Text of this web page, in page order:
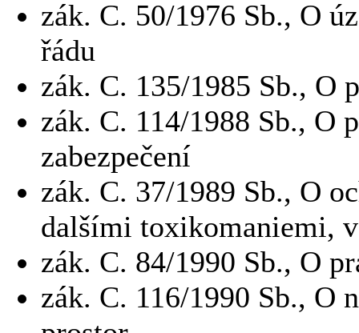
zák. C. 50/1976 Sb., O
řádu
zák. C. 135/1985 Sb., O
zák. C. 114/1988 Sb., O
zabezpečení
zák. C. 37/1989 Sb., O
dalšími toxikomaniemi,
zák. C. 84/1990 Sb., O
zák. C. 116/1990 Sb., O